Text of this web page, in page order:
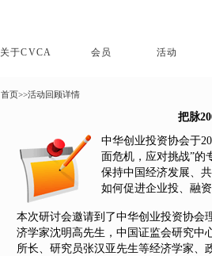
关于CVCA 会员 活动
首页>>活动回顾详情
把脉
中华创业投资协会于
面危机，应对挑战”的
保持中国经济发展、
如何促进企业投、融
本次研讨会邀请到了中华创业投资协会
济学家沈明高先生，中国证监会研究中
所长、研究员张汉亚先生等经济学家、